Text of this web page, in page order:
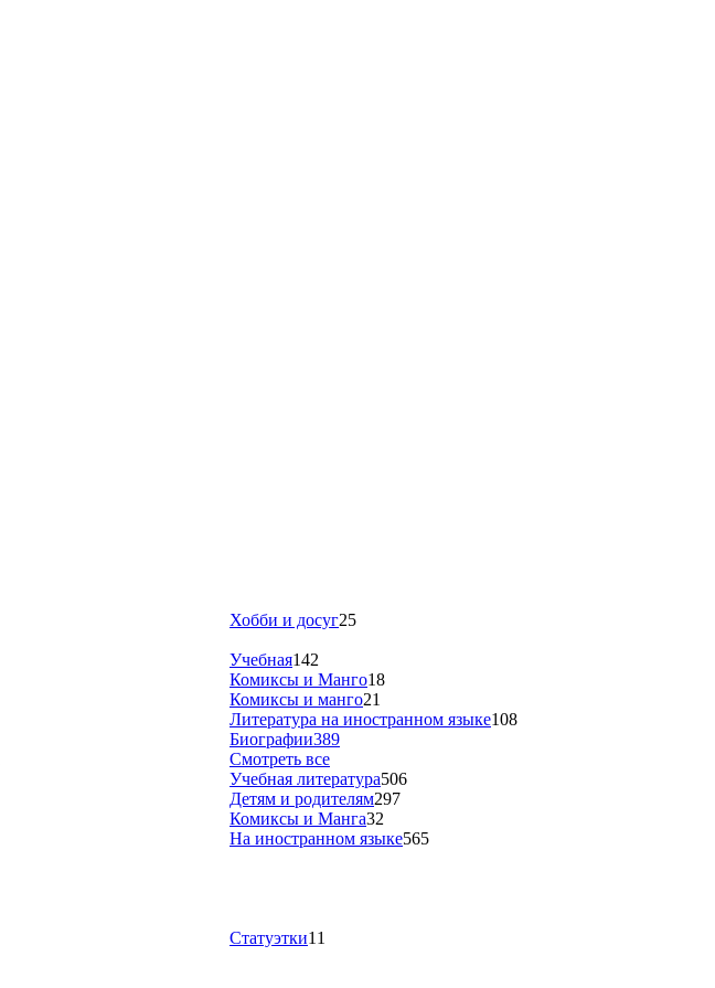
Хобби и досуг25
Учебная142
Комиксы и Манго18
Комиксы и манго21
Литература на иностранном языке108
Биографии389
Смотреть все
Учебная литература506
Детям и родителям297
Комиксы и Манга32
На иностранном языке565
Статуэтки11